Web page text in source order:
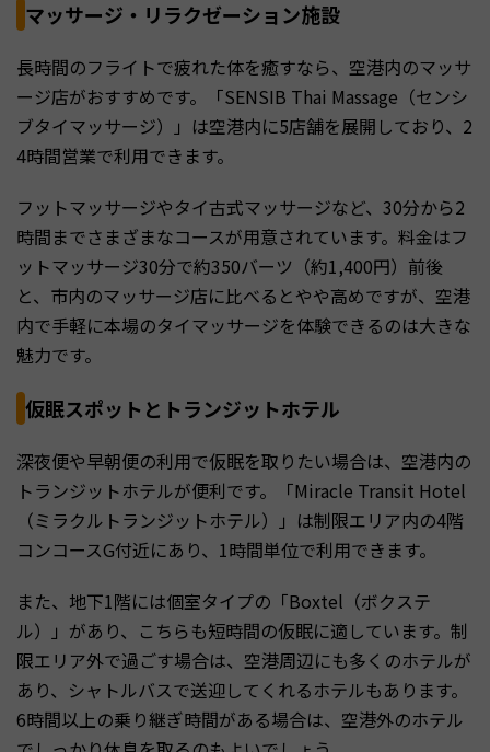
マッサージ・リラクゼーション施設
長時間のフライトで疲れた体を癒すなら、空港内のマッサ
ージ店がおすすめです。「SENSIB Thai Massage（センシ
ブタイマッサージ）」は空港内に5店舗を展開しており、2
4時間営業で利用できます。
フットマッサージやタイ古式マッサージなど、30分から2
時間までさまざまなコースが用意されています。料金はフ
ットマッサージ30分で約350バーツ（約1,400円）前後
と、市内のマッサージ店に比べるとやや高めですが、空港
内で手軽に本場のタイマッサージを体験できるのは大きな
魅力です。
仮眠スポットとトランジットホテル
深夜便や早朝便の利用で仮眠を取りたい場合は、空港内の
トランジットホテルが便利です。「Miracle Transit Hotel
（ミラクルトランジットホテル）」は制限エリア内の4階
コンコースG付近にあり、1時間単位で利用できます。
また、地下1階には個室タイプの「Boxtel（ボクステ
ル）」があり、こちらも短時間の仮眠に適しています。制
限エリア外で過ごす場合は、空港周辺にも多くのホテルが
あり、シャトルバスで送迎してくれるホテルもあります。
6時間以上の乗り継ぎ時間がある場合は、空港外のホテル